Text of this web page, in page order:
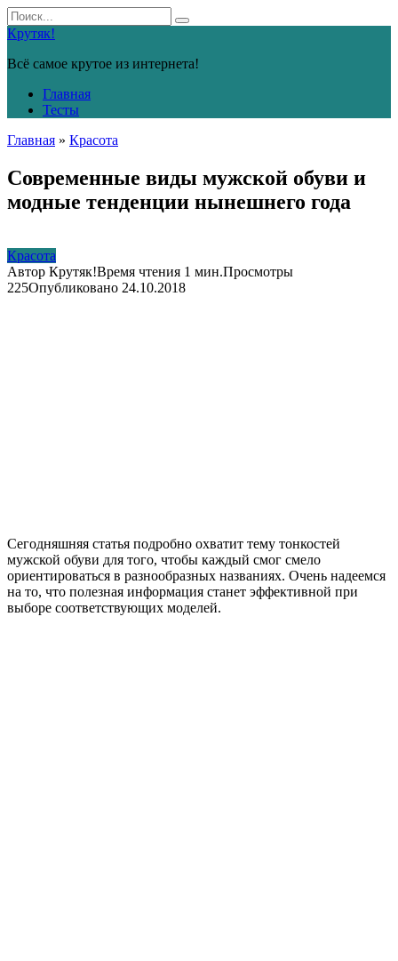
Перейти
к
контенту
Search
for:
Крутяк!
Всё самое крутое из интернета!
Главная
Тесты
Главная » Красота
Современные виды мужской обуви и
модные тенденции нынешнего года
Красота
Автор Крутяк!Время чтения 1 мин.Просмотры
225Опубликовано 24.10.2018
Сегодняшняя статья подробно охватит тему тонкостей
мужской обуви для того, чтобы каждый смог смело
ориентироваться в разнообразных названиях. Очень надеемся
на то, что полезная информация станет эффективной при
выборе соответствующих моделей.